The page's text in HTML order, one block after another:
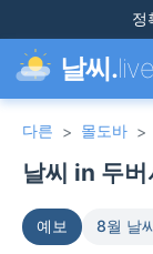
정
날씨.live
다른 > 몰도바 >
날씨 in 두
예보 8월 날